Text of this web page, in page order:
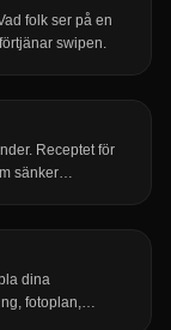
folk ser på en
swipen.
Receptet för
sänker
dina
fotoplan,